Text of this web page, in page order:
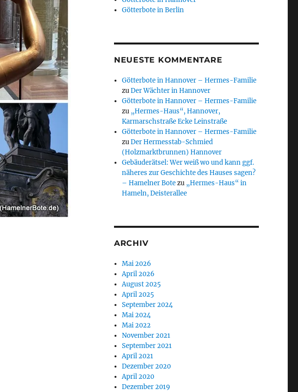
Götterbote in Berlin
NEUESTE KOMMENTARE
Götterbote in Hannover – Hermes-Familie
zuDer Wächter in Hannover
Götterbote in Hannover – Hermes-Familie
zu „Hermes-Haus“, Hannover,
Karmarschstraße Ecke Leinstraße
Götterbote in Hannover – Hermes-Familie
zuDer Hermesstab-Schmied
(Holzmarktbrunnen) Hannover
Gebäuderätsel: Wer weiß wo und kann ggf.
näheres zur Geschichte des Hauses sagen?
– Hamelner Botezu „Hermes-Haus“ in
Hameln, Deisterallee
ARCHIV
Mai 2026
April 2026
August 2025
April 2025
September 2024
Mai 2024
Mai 2022
November 2021
September 2021
April 2021
Dezember 2020
April 2020
Dezember 2019